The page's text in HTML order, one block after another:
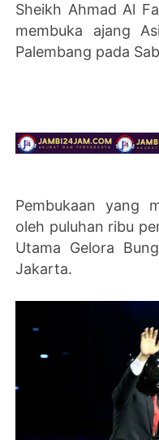
Sheikh Ahmad Al
membuka ajang
Palembang pada
Pembukaan yang
oleh puluhan ribu
Utama Gelora
Jakarta.